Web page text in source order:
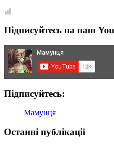
з
і
2
Підписуйтесь на наш
Підписуйтесь:
Мамунця
Останні публікації